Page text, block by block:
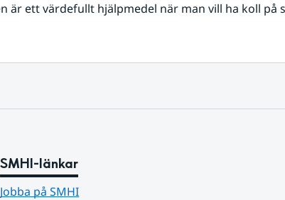
är ett värdefullt hjälpmedel när man vill ha koll på
SMHI-länkar
Jobba på SMHI